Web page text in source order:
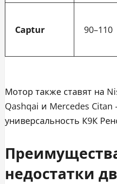
Captur 90–110
Мотор также ставят на
Qashqai и Mercedes
универсальность К9К
недостатки